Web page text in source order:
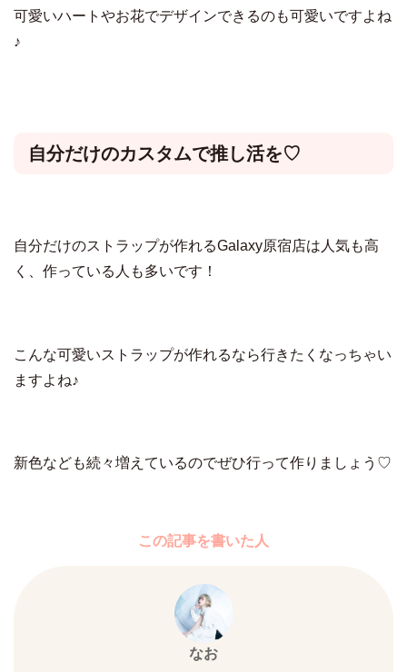
可愛いハートやお花でデザインできるのも可愛いですよね
♪
自分だけのカスタムで推し活を♡
自分だけのストラップが作れるGalaxy原宿店は人気も高
く、作っている人も多いです！
こんな可愛いストラップが作れるなら行きたくなっちゃい
ますよね♪
新色なども続々増えているのでぜひ行って作りましょう♡
この記事を書いた人
なお